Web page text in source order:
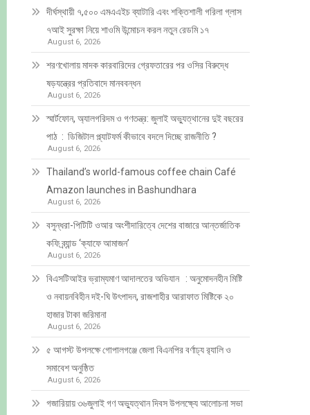
দীর্ঘস্থায়ী ৭,৫০০ এমএএইচ ব্যাটারি এবং শক্তিশালী গরিলা গ্লাস
৭আই সুরক্ষা নিয়ে শাওমি উন্মোচন করল নতুন রেডমি ১৭
August 6, 2026
শরণখোলায় মাদক কারবারিদের গ্রেফতারের পর ওসির বিরুদ্ধে
ষড়যন্ত্রের প্রতিবাদে মানববন্ধন
August 6, 2026
স্মার্টফোন, অ্যালগরিদম ও গণতন্ত্র: জুলাই অভ্যুত্থানের দুই বছরের
পাঠ : ডিজিটাল প্ল্যাটফর্ম কীভাবে বদলে দিচ্ছে রাজনীতি ?
August 6, 2026
Thailand’s world-famous coffee chain Café
Amazon launches in Bashundhara
August 6, 2026
বসুন্ধরা-পিটিটি ওআর অংশীদারিত্বে দেশের বাজারে আন্তর্জাতিক
কফি ব্র্যান্ড ‘ক্যাফে আমাজন’
August 6, 2026
বিএসটিআইর ভ্রাম্যমাণ আদালতের অভিযান : অনুমোদনহীন মিষ্টি
ও নবায়নবিহীন দই-ঘি উৎপাদন, রাজশাহীর আরাফাত মিষ্টিকে ২০
হাজার টাকা জরিমানা
August 6, 2026
৫ আগস্ট উপলক্ষে গোপালগঞ্জে জেলা বিএনপির বর্ণাঢ্য র‍্যালি ও
সমাবেশ অনুষ্ঠিত
August 6, 2026
গজারিয়ায় ৩৬জুলাই গণ অভ্যুত্থান দিবস উপলক্ষ্যে আলোচনা সভা